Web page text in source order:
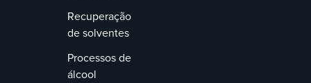
Recuperação
de solventes
Processos de
álcool